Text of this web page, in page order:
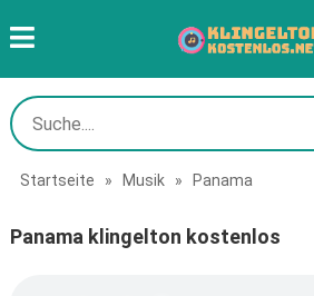
Startseite » Musik » Panama
Panama klingelton kostenlos